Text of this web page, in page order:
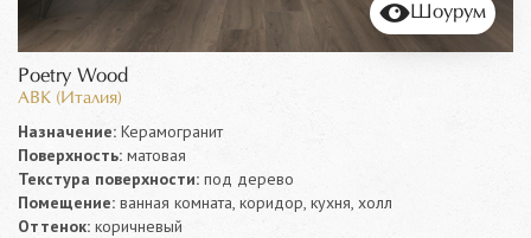
Шоурум
Poetry Wood
ABK (Италия)
Назначение: Керамогранит
Поверхность: матовая
Текстура поверхности: под дерево
Помещение: ванная комната, коридор, кухня, холл
Оттенок: коричневый